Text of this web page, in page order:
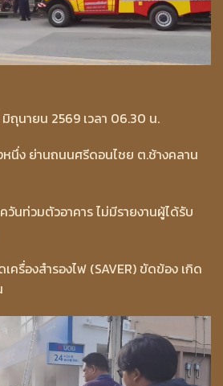
ถุนายน 2569 เวลา 06.30 น.
หนึ่ง ย่านถนนศรีดอนไชย ต.ช้างคลาน
วันท่วมตัวอาคาร ไม่มีรายงานผู้ได้รับ
เครื่องสำรองไฟ (SAVER) ขัดข้อง เกิด